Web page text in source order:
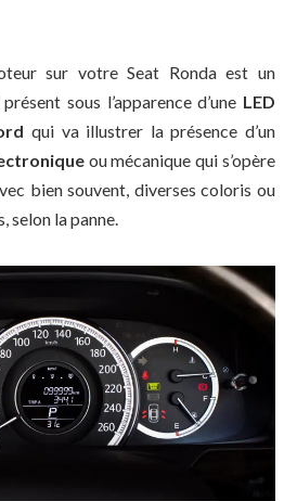
sur votre Seat Ronda est un
sous l’apparence d’une LED
qui va illustrer la présence d’un
ou mécanique qui s’opère
bien souvent, diverses coloris ou
selon la panne.